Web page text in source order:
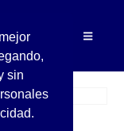
sin